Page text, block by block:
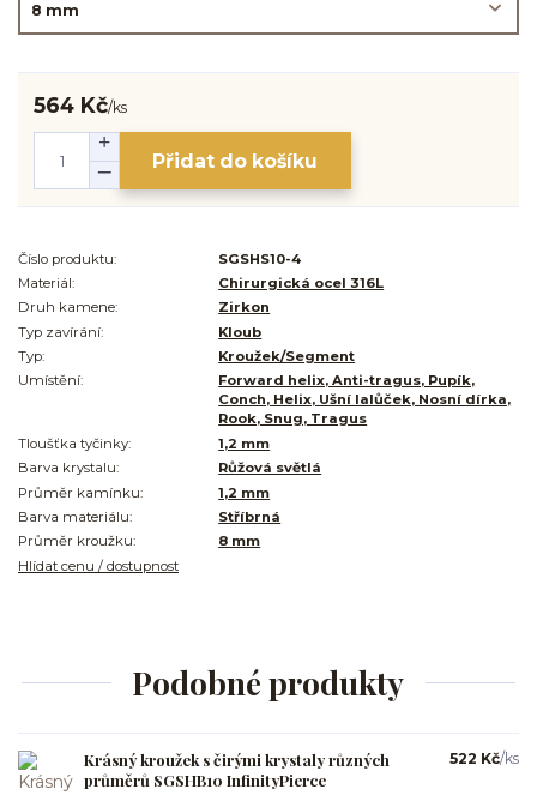
564 Kč/ks
Přidat do košíku
Číslo produktu:
SGSHS10-4
Materiál:
Chirurgická ocel 316L
Druh kamene:
Zirkon
Typ zavírání:
Kloub
Typ:
Kroužek/Segment
Umístění:
Forward helix, Anti-tragus, Pupík,
Conch, Helix, Ušní lalůček, Nosní dírka,
Rook, Snug, Tragus
Tloušťka tyčinky:
1,2 mm
Barva krystalu:
Růžová světlá
Průměr kamínku:
1,2 mm
Barva materiálu:
Stříbrná
Průměr kroužku:
8 mm
Hlídat cenu / dostupnost
Podobné produkty
Krásný kroužek s čirými krystaly různých
průměrů SGSHB10 InfinityPierce
522 Kč/ks